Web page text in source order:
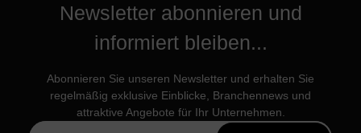
Newsletter abonnieren und
informiert bleiben...
Abonnieren Sie unseren Newsletter und erhalten Sie
regelmäßig exklusive Einblicke, Branchennews und
attraktive Angebote für Ihr Unternehmen.